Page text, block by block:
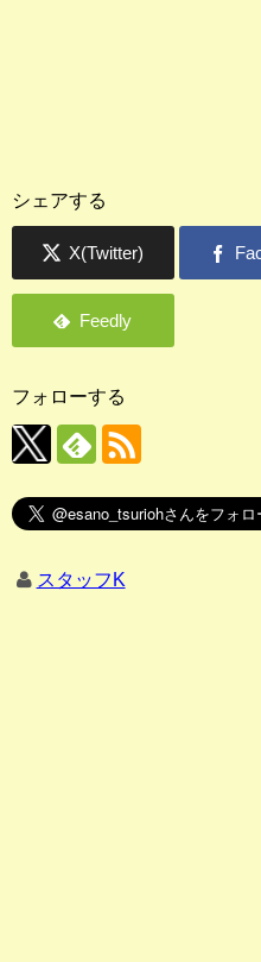
シェアする
フォローする
スタッフK